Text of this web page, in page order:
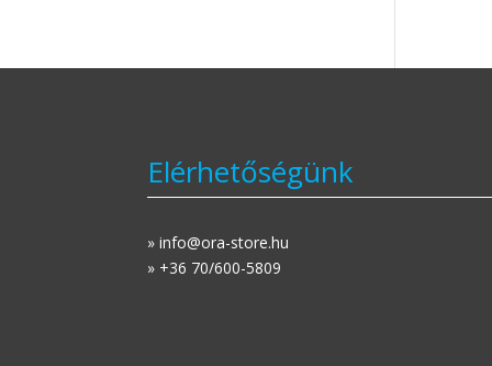
Elérhetőségünk
» info@ora-store.hu
» +36 70/600-5809